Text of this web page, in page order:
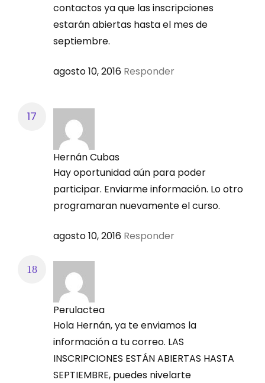
contactos ya que las inscripciones
estarán abiertas hasta el mes de
septiembre.
agosto 10, 2016 Responder
Hernán Cubas
Hay oportunidad aún para poder
participar. Enviarme información. Lo otro
programaran nuevamente el curso.
agosto 10, 2016 Responder
Perulactea
Hola Hernán, ya te enviamos la
información a tu correo. LAS
INSCRIPCIONES ESTÁN ABIERTAS HASTA
SEPTIEMBRE, puedes nivelarte